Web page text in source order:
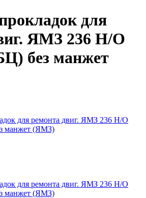
для
ЯМЗ 236 Н/О
без манжет
для ремонта двиг. ЯМЗ 236 Н/О
манжет (ЯМЗ)
для ремонта двиг. ЯМЗ 236 Н/О
манжет (ЯМЗ)